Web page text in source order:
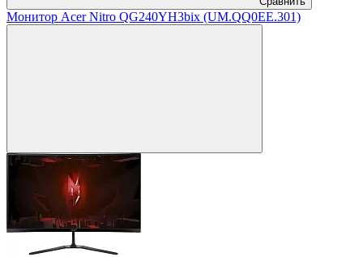
Монитор Acer Nitro QG240YH3bix (UM.QQ0EE.301)